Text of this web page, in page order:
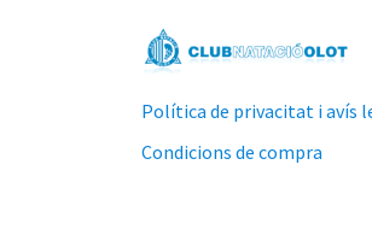
Política de privacitat i avís
Condicions de compra